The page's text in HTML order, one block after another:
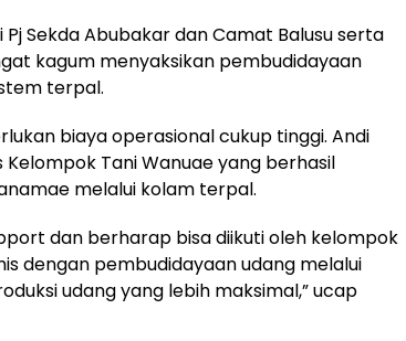
Sekda Abubakar dan Camat Balusu serta
kagum menyaksikan pembudidayaan
terpal.
biaya operasional cukup tinggi. Andi
Tani Wanuae yang berhasil
melalui kolam terpal.
dan berharap bisa diikuti oleh kelompok
dengan pembudidayaan udang melalui
udang yang lebih maksimal,” ucap